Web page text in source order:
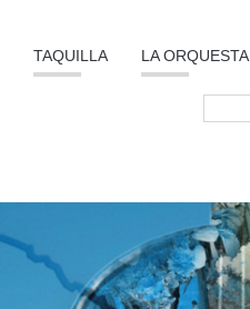
TAQUILLA LA ORQUESTA